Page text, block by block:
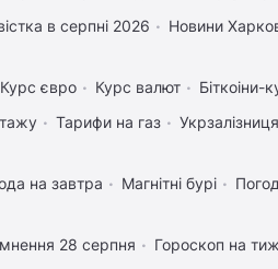
в серпні 2026 Новини
Курс євро Курс валют Біткоіни-
Тарифи на газ Укрзалізниця
на завтра Магнітні бурі
28 серпня Гороскоп на